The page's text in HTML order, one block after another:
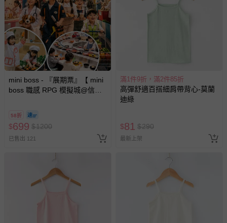
mini boss - 『展期票』【 mini
boss 職感 RPG 模擬城@信義
換，依現場梯次安排入場，逾
期作廢) (兒童票(2歲以上)贈一
名陪伴成人)
58折
$699 $1200
已售出 121
滿1件9折，滿2件85折
高彈舒適百搭細肩帶背心-莫蘭
迪綠
$81 $290
最新上架